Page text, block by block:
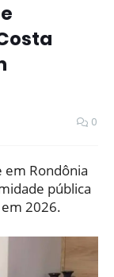
0
em Rondônia
pública
2026.